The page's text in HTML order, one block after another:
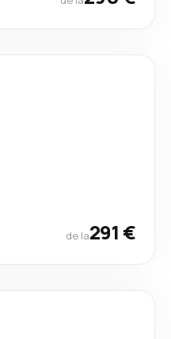
de la291 €